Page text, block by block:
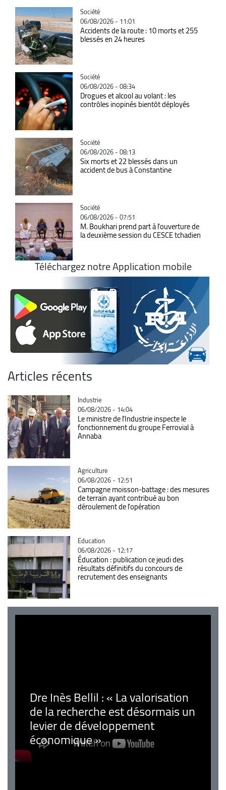
Catégorie
Société
06/08/2026 - 11:01
Accidents de la route : 10 morts et 255
blessés en 24 heures
Catégorie
Société
06/08/2026 - 08:34
Drogues et alcool au volant : les
contrôles inopinés bientôt déployés
Catégorie
Société
06/08/2026 - 08:13
Six morts et 22 blessés dans un
accident de bus à Constantine
Catégorie
Société
06/08/2026 - 07:51
M. Boukhari prend part à l'ouverture de
la deuxième session du CESCE tchadien
Téléchargez notre Application mobile
Articles récents
Catégorie
Industrie
06/08/2026 - 14:04
Le ministre de l'Industrie inspecte le
fonctionnement du groupe Ferrovial à
Annaba
Catégorie
Agriculture
06/08/2026 - 12:51
Campagne moisson-battage : des mesures
de terrain ayant contribué au bon
déroulement de l'opération
Catégorie
Education
06/08/2026 - 12:17
Éducation : publication ce jeudi des
résultats définitifs du concours de
recrutement des enseignants
Dre Inès Bellil : « La valorisation
de la recherche est désormais un
levier de développement
économique »